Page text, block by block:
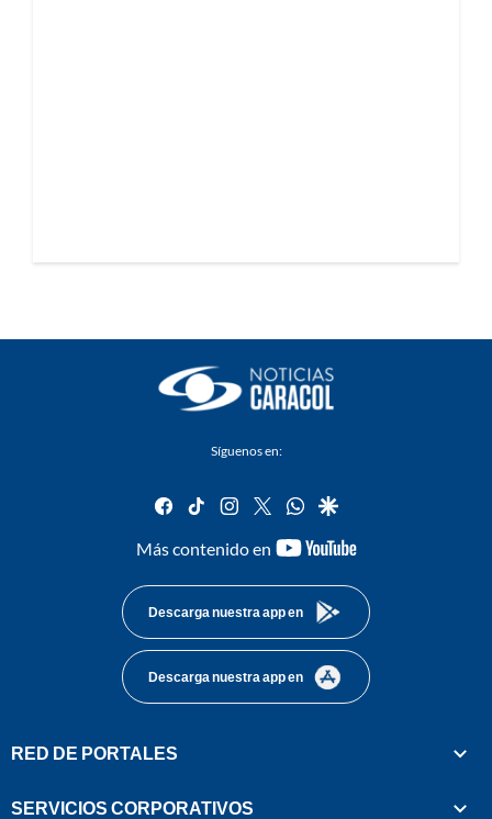
Síguenos en:
facebook
tiktok instagram
twitterwhatsapp
google
Más contenido en
youtube-
Descarga nuestra app en
Descarga nuestra app en
RED DE PORTALES
SERVICIOS CORPORATIVOS